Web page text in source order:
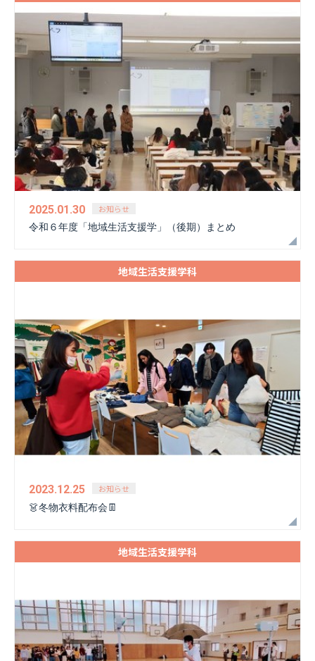
2025.01.30
お知らせ
令和６年度「地域生活支援学」（後期）まとめ
2023.12.25
お知らせ
👗冬物衣料配布会👖
地域生活支援学科
地域生活支援学科